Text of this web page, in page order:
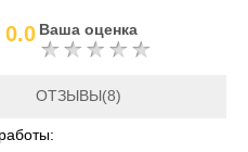
0.0 Ваша оценка
ОТЗЫВЫ(8)